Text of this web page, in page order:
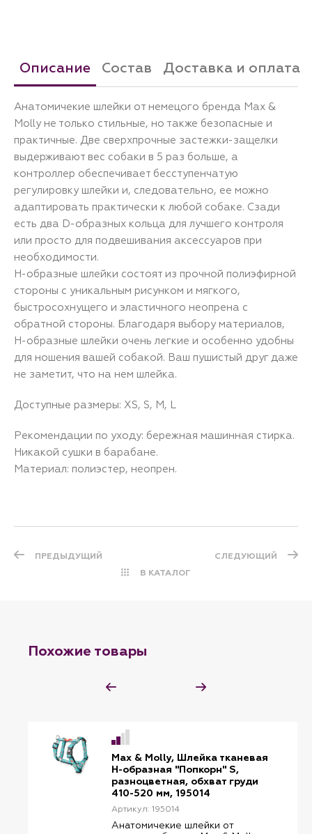
Описание Состав Доставка и оплата
Анатомичекие шлейки от немецого бренда Max &
Molly не только стильные, но также безопасные и
практичные. Две сверхпрочные застежки-защелки
выдерживают вес собаки в 5 раз больше, а
контроллер обеспечивает бесступенчатую
регулировку шлейки и, следовательно, ее можно
адаптировать практически к любой собаке. Сзади
есть два D-образных кольца для лучшего контроля
или просто для подвешивания аксессуаров при
необходимости.
H-образные шлейки состоят из прочной полиэфирной
стороны с уникальным рисунком и мягкого,
быстросохнущего и эластичного неопрена с
обратной стороны. Благодаря выбору материалов,
H-образные шлейки очень легкие и особенно удобны
для ношения вашей собакой. Ваш пушистый друг даже
не заметит, что на нем шлейка.
Доступные размеры: XS, S, M, L
Рекомендации по уходу: бережная машинная стирка.
Никакой сушки в барабане.
Материал: полиэстер, неопрен.
ПРЕДЫДУЩИЙ
В КАТАЛОГ
СЛЕДУЮЩИЙ
Похожие товары
Max & Molly, Шлейка тканевая
H-образная "Попкорн" S,
разноцветная, обхват груди
410-520 мм, 195014
Артикул: 195014
Анатомичекие шлейки от